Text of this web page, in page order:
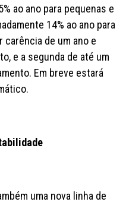
ao ano para pequenas e
14% ao ano para
carência de um ano e
e a segunda de até um
Em breve estará
uma nova linha de